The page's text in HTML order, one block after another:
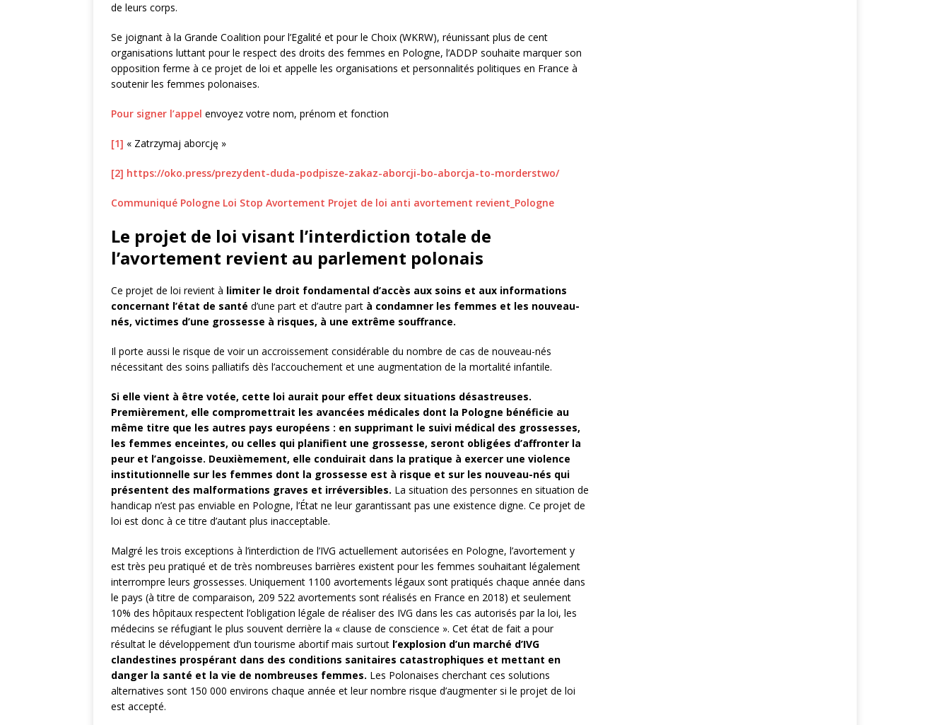
de leurs corps.
Se joignant à la Grande Coalition pour l’Egalité et pour le Choix (WKRW), réunissant plus de cent
organisations luttant pour le respect des droits des femmes en Pologne, l’ADDP souhaite marquer son
opposition ferme à ce projet de loi et appelle les organisations et personnalités politiques en France à
soutenir les femmes polonaises.
Pour signer l’appel envoyez votre nom, prénom et fonction
[1] « Zatrzymaj aborcję »
[2] https://oko.press/prezydent-duda-podpisze-zakaz-aborcji-bo-aborcja-to-morderstwo/
Communiqué Pologne Loi Stop Avortement Projet de loi anti avortement revient_Pologne
Le projet de loi visant l’interdiction totale de
l’avortement revient au parlement polonais
Ce projet de loi revient à limiter le droit fondamental d’accès aux soins et aux informations
concernant l’état de santé d’une part et d’autre part à condamner les femmes et les nouveau-
nés, victimes d’une grossesse à risques, à une extrême souffrance.
Il porte aussi le risque de voir un accroissement considérable du nombre de cas de nouveau-nés
nécessitant des soins palliatifs dès l’accouchement et une augmentation de la mortalité infantile.
Si elle vient à être votée, cette loi aurait pour effet deux situations désastreuses.
Premièrement, elle compromettrait les avancées médicales dont la Pologne bénéficie au
même titre que les autres pays européens : en supprimant le suivi médical des grossesses,
les femmes enceintes, ou celles qui planifient une grossesse, seront obligées d’affronter la
peur et l’angoisse. Deuxièmement, elle conduirait dans la pratique à exercer une violence
institutionnelle sur les femmes dont la grossesse est à risque et sur les nouveau-nés qui
présentent des malformations graves et irréversibles. La situation des personnes en situation de
handicap n’est pas enviable en Pologne, l’État ne leur garantissant pas une existence digne. Ce projet de
loi est donc à ce titre d’autant plus inacceptable.
Malgré les trois exceptions à l’interdiction de l’IVG actuellement autorisées en Pologne, l’avortement y
est très peu pratiqué et de très nombreuses barrières existent pour les femmes souhaitant légalement
interrompre leurs grossesses. Uniquement 1100 avortements légaux sont pratiqués chaque année dans
le pays (à titre de comparaison, 209 522 avortements sont réalisés en France en 2018) et seulement
10% des hôpitaux respectent l’obligation légale de réaliser des IVG dans les cas autorisés par la loi, les
médecins se réfugiant le plus souvent derrière la « clause de conscience ». Cet état de fait a pour
résultat le développement d’un tourisme abortif mais surtout l’explosion d’un marché d’IVG
clandestines prospérant dans des conditions sanitaires catastrophiques et mettant en
danger la santé et la vie de nombreuses femmes. Les Polonaises cherchant ces solutions
alternatives sont 150 000 environs chaque année et leur nombre risque d’augmenter si le projet de loi
est accepté.